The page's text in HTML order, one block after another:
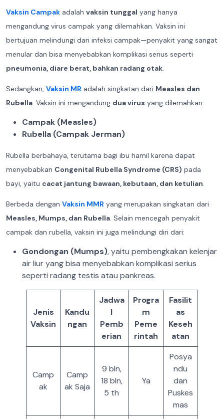
Vaksin Campak adalah vaksin tunggal yang hanya
mengandung virus campak yang dilemahkan. Vaksin ini
bertujuan melindungi dari infeksi campak—penyakit yang sangat
menular dan bisa menyebabkan komplikasi serius seperti
pneumonia, diare berat, bahkan radang otak
Sedangkan, Vaksin MR adalah singkatan dari Measles dan
Rubella . Vaksin ini mengandung dua virus yang dilemahkan:
Campak (Measles)
Rubella (Campak Jerman)
Rubella berbahaya, terutama bagi ibu hamil karena dapat
menyebabkan Congenital Rubella Syndrome (CRS) pada
bayi, yaitu cacat jantung bawaan, kebutaan, dan ketulian
Berbeda dengan Vaksin MMR yang merupakan singkatan dari
Measles, Mumps, dan Rubella . Selain mencegah penyakit
campak dan rubella, vaksin ini juga melindungi diri dari:
Gondongan (Mumps), yaitu pembengkakan kelenjar
air liur yang bisa menyebabkan komplikasi serius
seperti radang testis atau pankreas.
Jenis
Vaksin
Kandu
ngan
Jadwa
l
Pemb
erian
Progra
m
Peme
rintah
Fasilit
as
Keseh
atan
Camp
ak
Camp
ak Saja
9 bln,
18 bln,
5 th
Ya
Posya
ndu
dan
Puskes
mas